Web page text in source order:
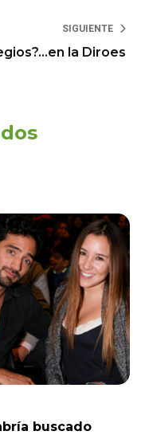
SIGUIENTE
la Diroes
buscado